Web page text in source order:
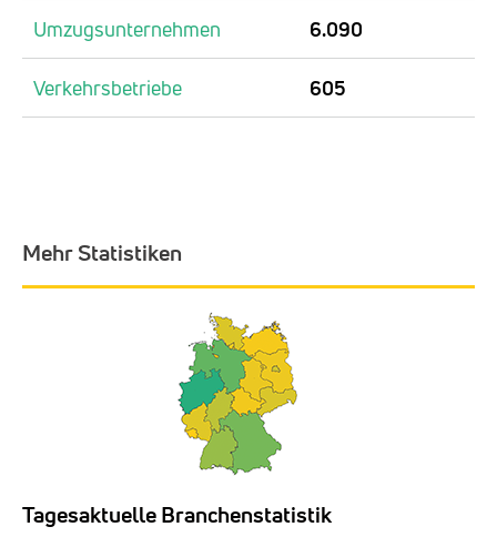
Umzugsunternehmen 6.090
Verkehrsbetriebe 605
Mehr Statistiken
Tagesaktuelle Branchenstatistik